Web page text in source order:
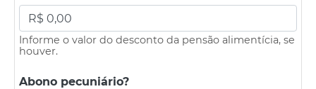
Informe o valor do desconto da pensão alimentícia, se
houver.
Abono pecuniário?